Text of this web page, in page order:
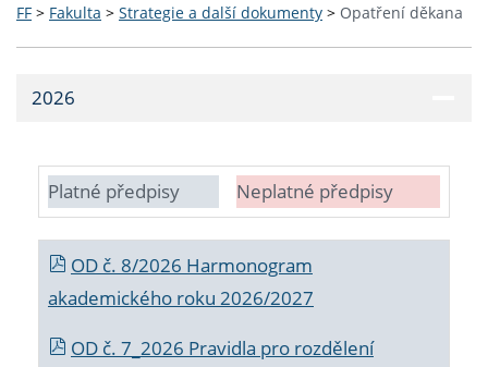
FF > Fakulta > Strategie a další dokumenty > Opatření děkana
2026
Platné předpisy Neplatné předpisy
OD č. 8/2026 Harmonogram
akademického roku 2026/2027
OD č. 7_2026 Pravidla pro rozdělení